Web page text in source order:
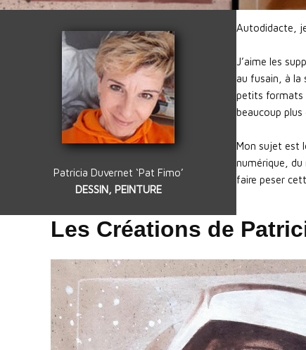
Patricia Duvernet ‘Pat Fimo’
DESSIN, PEINTURE
Autodidacte,
J’aime les
au fusain, à la
petits formats
beaucoup plus
Mon sujet est
numérique, du
faire peser
Les Créations de